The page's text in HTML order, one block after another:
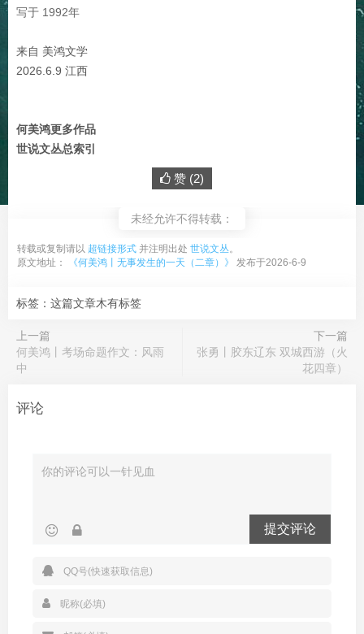
写于 1992年
来自 美鸿文学
2026.6.9 江西
何美鸿更多作品
世说文丛总索引
赞 (2)
未经允许不得转载：
转载或复制请以 超链接形式 并注明出处 世说文丛。
原文地址：
《何美鸿丨无事发生的一天（二章）》 发布于2026-6-9
标签：这篇文章木有标签
上一篇
何美鸿丨考场命题作文：风雨
中
下一篇
张勇丨胶东辽东 双城西游（火
花四章）
评论
提交评论